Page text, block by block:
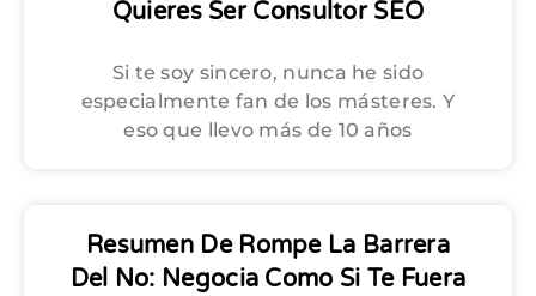
Quieres Ser Consultor SEO
Si te soy sincero, nunca he sido
especialmente fan de los másteres. Y
eso que llevo más de 10 años
Resumen De Rompe La Barrera
Del No: Negocia Como Si Te Fuera